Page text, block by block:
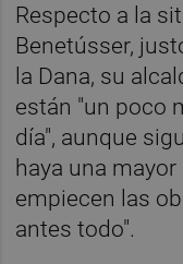
Respecto a la
Benetússer,
la Dana, su
están "un poco
día", aunque
haya una
empiecen las
antes todo".